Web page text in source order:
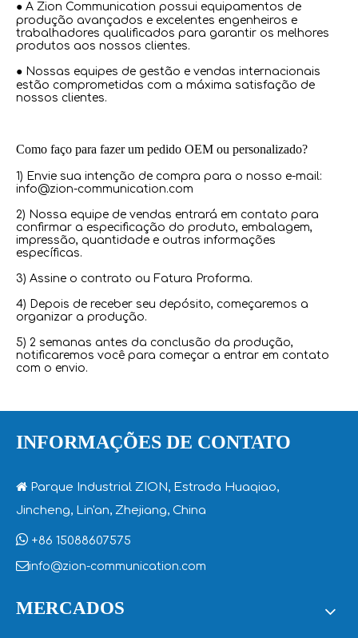
● A Zion Communication possui equipamentos de
produção avançados e excelentes engenheiros e
trabalhadores qualificados para garantir os melhores
produtos aos nossos clientes.
● Nossas equipes de gestão e vendas internacionais
estão comprometidas com a máxima satisfação de
nossos clientes.
Como faço para fazer um pedido OEM ou personalizado?
1) Envie sua intenção de compra para o nosso e-mail:
info@zion-communication.com
2) Nossa equipe de vendas entrará em contato para
confirmar a especificação do produto, embalagem,
impressão, quantidade e outras informações
específicas.
3) Assine o contrato ou Fatura Proforma.
4) Depois de receber seu depósito, começaremos a
organizar a produção.
5) 2 semanas antes da conclusão da produção,
notificaremos você para começar a entrar em contato
com o envio.
INFORMAÇÕES DE CONTATO
 Parque Industrial ZION, Estrada Huaqiao,
Jincheng, Lin'an, Zhejiang, China
 +86 15088607575
info@zion-communication.com
MERCADOS